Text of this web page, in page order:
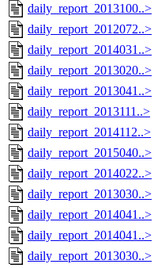
daily_report_2013100..>
daily_report_2012072..>
daily_report_2014031..>
daily_report_2013020..>
daily_report_2013041..>
daily_report_2013111..>
daily_report_2014112..>
daily_report_2015040..>
daily_report_2014022..>
daily_report_2013030..>
daily_report_2014041..>
daily_report_2014041..>
daily_report_2013030..>